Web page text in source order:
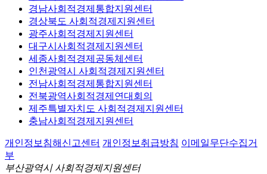
경남사회적경제통합지원센터
경상북도 사회적경제지원센터
광주사회적경제지원센터
대구시사회적경제지원센터
세종사회적경제공동체센터
인천광역시 사회적경제지원센터
전남사회적경제통합지원센터
전북광역사회적경제연대회의
제주특별자치도 사회적경제지원센터
충남사회적경제지원센터
개인정보침해신고센터 개인정보취급방침 이메일무단수집거
부
부산광역시 사회적경제지원센터